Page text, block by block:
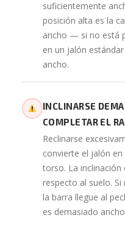
suficientemente
posición alta es la
ancho — si no está
en un jalón
ancho.
INCLINARSE
COMPLETAR EL
Reclinarse
convierte el jalón
torso. La inclinación
respecto al suelo.
la barra llegue al
es demasiado